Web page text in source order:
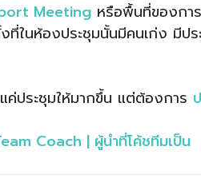
Meeting หรือพื้นที่ของกา
ที่ในห้องประชุมนั้นมีคนเก่ง มีป
ประชุมให้มากขึ้น แต่ต้องการ
Coach | ผู้นำที่โค้ชทีมเป็น